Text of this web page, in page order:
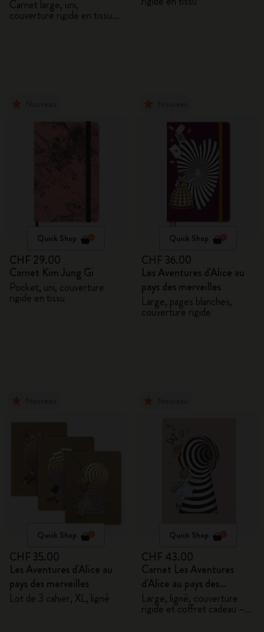
Carnet large, uni,
couverture rigide en tissu
et 5 crayons graphite
Quick Shop
CHF 29.00
Carnet Kim Jung Gi
Pocket, uni, couverture
rigide en tissu
Quick Shop
CHF 36.00
Les Aventures d'Alice au
pays des merveilles
Large, pages blanches,
couverture rigide
Quick Shop
CHF 35.00
Les Aventures d'Alice au
pays des merveilles
Lot de 3 cahier, XL, ligné
Quick Shop
CHF 43.00
Carnet Les Aventures
d'Alice au pays des
merveilles
Large, ligné, couverture
rigide et coffret cadeau –
Alice